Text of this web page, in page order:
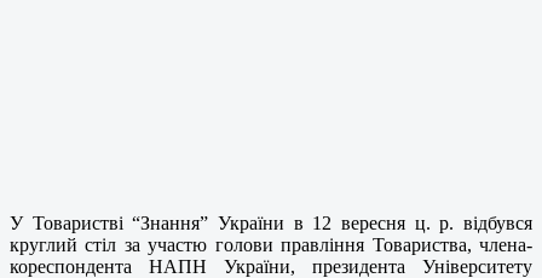
У Товаристві “Знання” України в 12 вересня ц. р. відбувся
круглий стіл за участю голови правління Товариства, члена-
кореспондента НАПН України, президента Університету